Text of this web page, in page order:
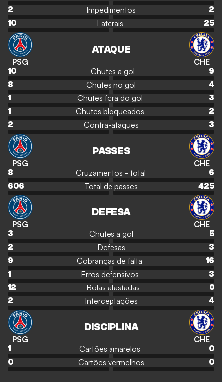
2
Impedimentos
2
10
Laterais 25
PSG
ATAQUE
CHE
10 Chutes a gol
9
8
Chutes no gol
4
1
Chutes fora do gol
3
1
Chutes bloqueados
2
2
Contra-ataques 3
PSG
PASSES
CHE
8 Cruzamentos - total
6
606
Total de passes 425
PSG
DEFESA
CHE
3 Chutes a gol
5
2
Defesas
3
9
Cobranças de falta
16
1
Erros defensivos
3
12
Bolas afastadas
8
2
Interceptações 4
PSG
DISCIPLINA
CHE
1 Cartões amarelos
0
0
Cartões vermelhos 0